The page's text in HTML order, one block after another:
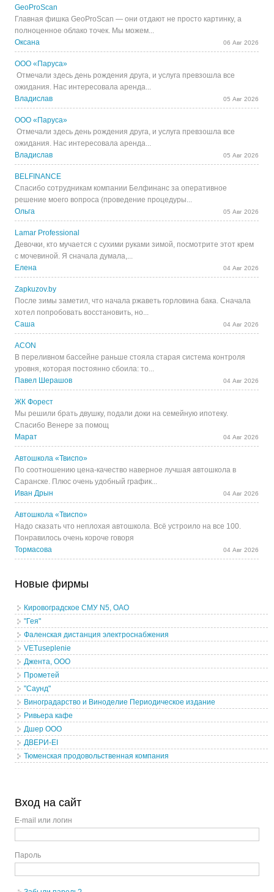
GeoProScan
Главная фишка GeoProScan — они отдают не просто картинку, а
полноценное облако точек. Мы можем...
Оксана
06 Авг 2026
ООО «Паруса»
Отмечали здесь день рождения друга, и услуга превзошла все
ожидания. Нас интересовала аренда...
Владислав
05 Авг 2026
ООО «Паруса»
Отмечали здесь день рождения друга, и услуга превзошла все
ожидания. Нас интересовала аренда...
Владислав
05 Авг 2026
BELFINANCE
Спасибо сотрудникам компании Белфинанс за оперативное
решение моего вопроса (проведение процедуры...
Ольга
05 Авг 2026
Lamar Professional
Девочки, кто мучается с сухими руками зимой, посмотрите этот крем
с мочевиной. Я сначала думала,...
Елена
04 Авг 2026
Zapkuzov.by
После зимы заметил, что начала ржаветь горловина бака. Сначала
хотел попробовать восстановить, но...
Саша
04 Авг 2026
ACON
В переливном бассейне раньше стояла старая система контроля
уровня, которая постоянно сбоила: то...
Павел Шерашов
04 Авг 2026
ЖК Форест
Мы решили брать двушку, подали доки на семейную ипотеку.
Спасибо Венере за помощ
Марат
04 Авг 2026
Автошкола «Твиспо»
По соотношению цена-качество наверное лучшая автошкола в
Саранске. Плюс очень удобный график...
Иван Дрын
04 Авг 2026
Автошкола «Твиспо»
Надо сказать что неплохая автошкола. Всё устроило на все 100.
Понравилось очень короче говоря
Тормасова
04 Авг 2026
Новые фирмы
Кировоградское СМУ N5, ОАО
"Гея"
Фаленская дистанция электроснабжения
VETuseplenie
Джента, ООО
Прометей
"Саунд"
Виноградарство и Виноделие Периодическое издание
Ривьера кафе
Дшер ООО
ДВЕРИ-EI
Тюменская продовольственная компания
Вход на сайт
E-mail или логин
Пароль